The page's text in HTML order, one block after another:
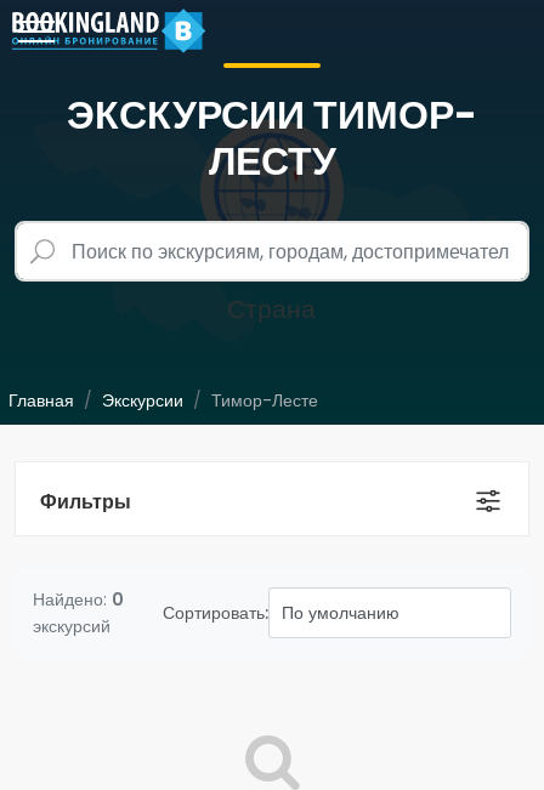
ЭКСКУРСИИ ТИМОР-
ЛЕСТУ
Главная Экскурсии Тимор-Лесте
Фильтры
Найдено: 0
экскурсий
Сортировать: